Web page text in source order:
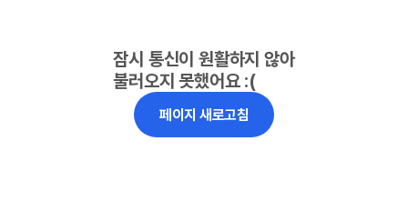
잠시 통신이 원활하지 않아
불러오지 못했어요 :(
페이지 새로고침